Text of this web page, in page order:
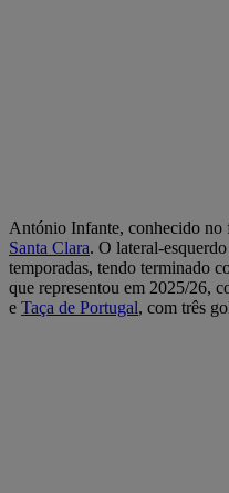
António Infante, conhecido
Santa Clara. O lateral-
temporadas, tendo terminado
que representou em 2025/26,
e Taça de Portugal, com três